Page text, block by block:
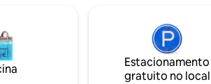
Estacionamento
gratuito no local